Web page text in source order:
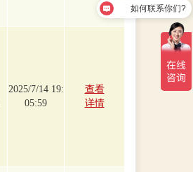
2025/7/14 19:
05:59
查看
详情
如何联系你们?